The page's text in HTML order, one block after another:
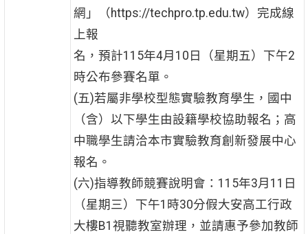
網」（https://techpro.tp.edu.tw）完成線
上報
名，預計115年4月10日（星期五）下午2
時公布參賽名單。
(五)若屬非學校型態實驗教育學生，國中
（含）以下學生由設籍學校協助報名；高
中職學生請洽本市實驗教育創新發展中心
報名。
(六)指導教師競賽說明會：115年3月11日
（星期三）下午1時30分假大安高工行政
大樓B1視聽教室辦理，並請惠予參加教師